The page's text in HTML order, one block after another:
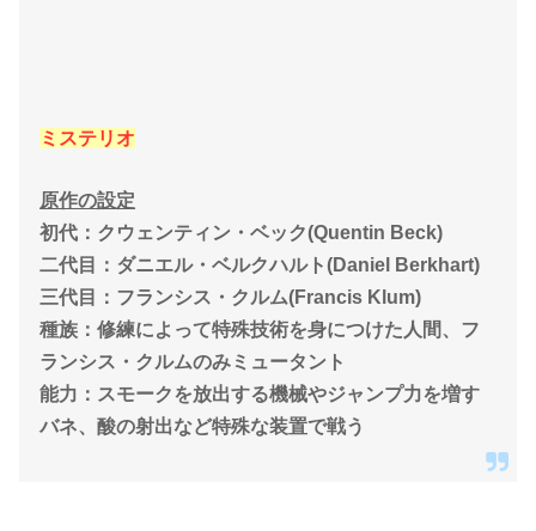
ミステリオ
原作の設定
初代：クウェンティン・ベック(Quentin Beck)
二代目：ダニエル・ベルクハルト(Daniel Berkhart)
三代目：フランシス・クルム(Francis Klum)
種族：修練によって特殊技術を身につけた人間、フ
ランシス・クルムのみミュータント
能力：スモークを放出する機械やジャンプ力を増す
バネ、酸の射出など特殊な装置で戦う